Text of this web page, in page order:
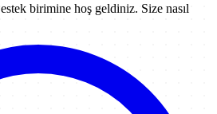
birimine hoş geldiniz. Size nasıl